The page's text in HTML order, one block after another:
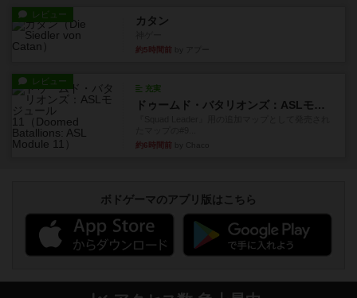
レビュー カタン
約5時間前
レビュー
充実
ドゥームド・バタリオンズ：ASLモジュール11
約6時間前
ボドゲーマのアプリ版はこちら